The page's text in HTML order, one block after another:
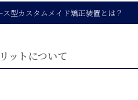
ス型カスタムメイド矯正装置とは？
ットについて